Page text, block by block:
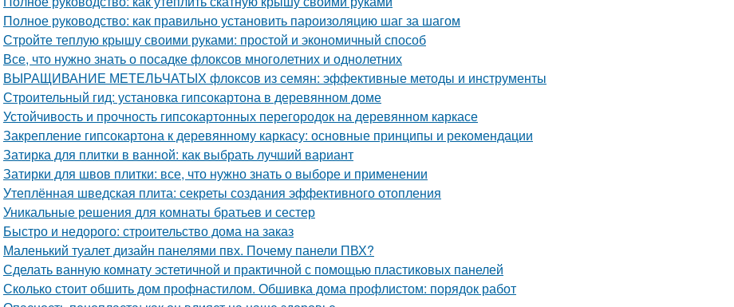
Полное руководство: как правильно установить пароизоляцию шаг за шагом
Стройте теплую крышу своими руками: простой и экономичный способ
Все, что нужно знать о посадке флоксов многолетних и однолетних
ВЫРАЩИВАНИЕ МЕТЕЛЬЧАТЫХ флоксов из семян: эффективные методы и инструменты
Строительный гид: установка гипсокартона в деревянном доме
Устойчивость и прочность гипсокартонных перегородок на деревянном каркасе
Закрепление гипсокартона к деревянному каркасу: основные принципы и рекомендации
Затирка для плитки в ванной: как выбрать лучший вариант
Затирки для швов плитки: все, что нужно знать о выборе и применении
Утеплённая шведская плита: секреты создания эффективного отопления
Уникальные решения для комнаты братьев и сестер
Быстро и недорого: строительство дома на заказ
Маленький туалет дизайн панелями пвх. Почему панели ПВХ?
Сделать ванную комнату эстетичной и практичной с помощью пластиковых панелей
Сколько стоит обшить дом профнастилом. Обшивка дома профлистом: порядок работ